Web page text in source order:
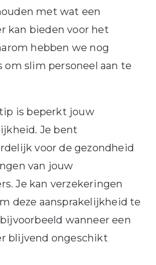
met wat een
kan bieden voor het
hebben we nog
om slim personeel aan te
is beperkt jouw
Je bent
voor de gezondheid
van jouw
Je kan verzekeringen
deze aansprakelijkheid te
wanneer een
blijvend ongeschikt